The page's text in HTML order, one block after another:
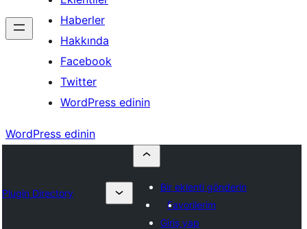
Haberler
Hakkında
Facebook
Twitter
WordPress edinin
WordPress edinin
Plugin Directory
Bir eklenti gönderin
Favorilerim
Giriş yap